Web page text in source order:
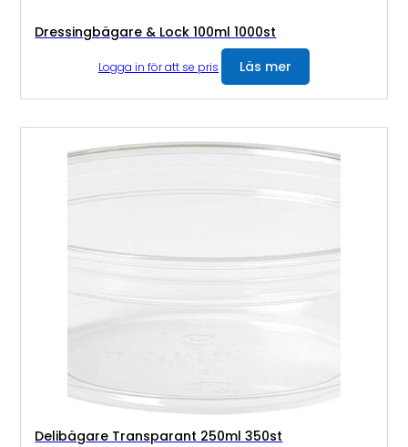
Dressingbägare & Lock 100ml 1000st
Logga in för att se pris Läs mer
Delibägare Transparant 250ml 350st